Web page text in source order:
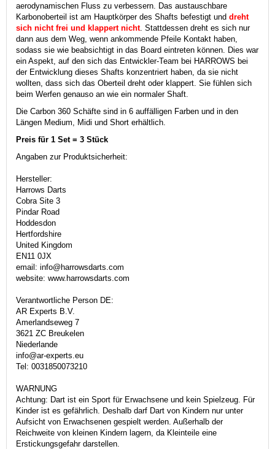
aerodynamischen Fluss zu verbessern. Das austauschbare
Karbonoberteil ist am Hauptkörper des Shafts befestigt und dreht
sich nicht frei und klappert nicht. Stattdessen dreht es sich nur
dann aus dem Weg, wenn ankommende Pfeile Kontakt haben,
sodass sie wie beabsichtigt in das Board eintreten können. Dies war
ein Aspekt, auf den sich das Entwickler-Team bei HARROWS bei
der Entwicklung dieses Shafts konzentriert haben, da sie nicht
wollten, dass sich das Oberteil dreht oder klappert. Sie fühlen sich
beim Werfen genauso an wie ein normaler Shaft.
Die Carbon 360 Schäfte sind in 6 auffälligen Farben und in den
Längen Medium, Midi und Short erhältlich.
Preis für 1 Set = 3 Stück
Angaben zur Produktsicherheit:
Hersteller:
Harrows Darts
Cobra Site 3
Pindar Road
Hoddesdon
Hertfordshire
United Kingdom
EN11 0JX
email: info@harrowsdarts.com
website: www.harrowsdarts.com
Verantwortliche Person DE:
AR Experts B.V.
Amerlandseweg 7
3621 ZC Breukelen
Niederlande
info@ar-experts.eu
Tel: 0031850073210
WARNUNG
Achtung: Dart ist ein Sport für Erwachsene und kein Spielzeug. Für
Kinder ist es gefährlich. Deshalb darf Dart von Kindern nur unter
Aufsicht von Erwachsenen gespielt werden. Außerhalb der
Reichweite von kleinen Kindern lagern, da Kleinteile eine
Erstickungsgefahr darstellen.